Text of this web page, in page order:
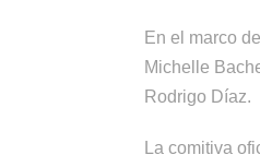
En el marco
Michelle
Rodrigo Díaz.
La comitiva